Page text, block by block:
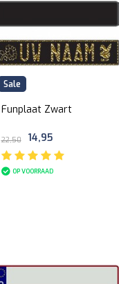
Sale
Funplaat Zwart
22,50 14,95
OP VOORRAAD